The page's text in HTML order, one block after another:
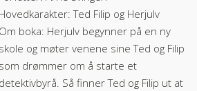
Hovedkarakter: Ted Filip og Herjulv
Om boka: Herjulv begynner på en ny
skole og møter venene sine Ted og Filip
som drømmer om å starte et
detektivbyrå. Så finner Ted og Filip ut at